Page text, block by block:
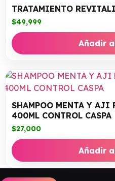
TRATAMIENTO
$49,999
Añadir
SHAMPOO MENTA Y
400ML CONTROL CASPA
$27,000
Añadir